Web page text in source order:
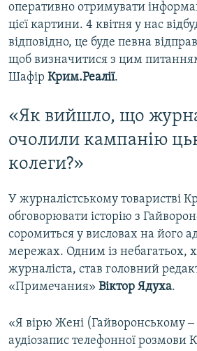
оперативно отримувати
цієї картини. 4 квітня у нас
відповідно, це буде певна
щоб визначитися з цим
Шафір Крим.Реалії.
«Як вийшло, що
очолили кампанію
колеги?»
У журналістському товаристві
обговорювати історію з
соромиться у висловах на його
мережах. Одним із небагатьох,
журналіста, став головний
«Примечания» Віктор Ядуха.
«Я вірю Жені (Гайворонському ‒
аудіозапис телефонної розмови